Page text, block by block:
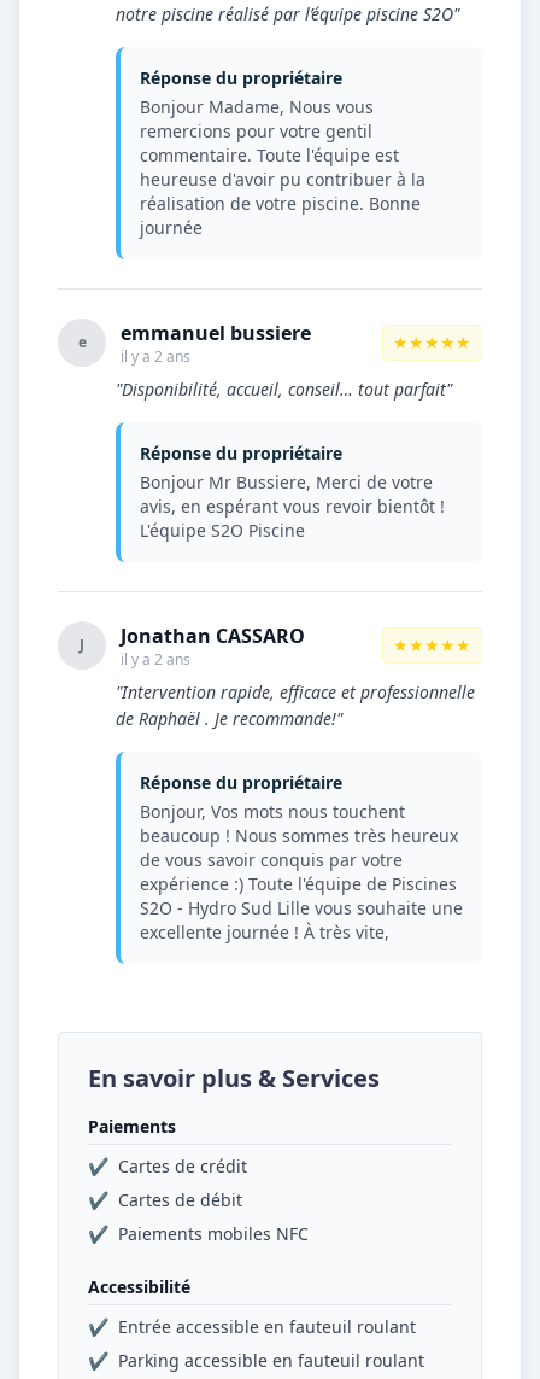
notre piscine réalisé par l’équipe piscine S2O"
Réponse du propriétaire
Bonjour Madame, Nous vous
remercions pour votre gentil
commentaire. Toute l'équipe est
heureuse d'avoir pu contribuer à la
réalisation de votre piscine. Bonne
journée
e emmanuel bussiere
il y a 2 ans
★★★★★
"Disponibilité, accueil, conseil… tout parfait"
Réponse du propriétaire
Bonjour Mr Bussiere, Merci de votre
avis, en espérant vous revoir bientôt !
L'équipe S2O Piscine
J Jonathan CASSARO
il y a 2 ans
★★★★★
"Intervention rapide, efficace et professionnelle
de Raphaël . Je recommande!"
Réponse du propriétaire
Bonjour, Vos mots nous touchent
beaucoup ! Nous sommes très heureux
de vous savoir conquis par votre
expérience :) Toute l'équipe de Piscines
S2O - Hydro Sud Lille vous souhaite une
excellente journée ! À très vite,
En savoir plus & Services
Paiements
✔ Cartes de crédit
✔ Cartes de débit
✔ Paiements mobiles NFC
Accessibilité
✔ Entrée accessible en fauteuil roulant
✔ Parking accessible en fauteuil roulant